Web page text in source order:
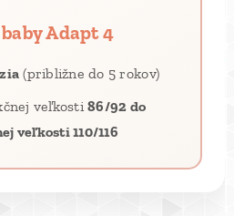
Adapt 4
(približne do 5 rokov)
veľkosti86/92 do
veľkosti 110/116